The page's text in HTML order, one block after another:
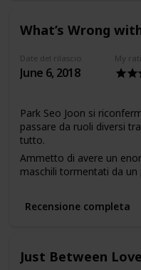
What’s Wrong
Date del rilascio
June 6, 2018
My
Park Seo Joon si
passare da ruoli diversi
tutto.
Ammetto di avere un
maschili tormentati da un
Recensione completa
Just Between